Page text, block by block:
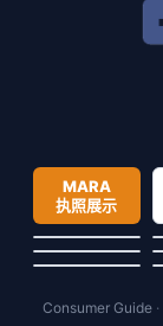
MARA
执照展示
Consumer Guide ·